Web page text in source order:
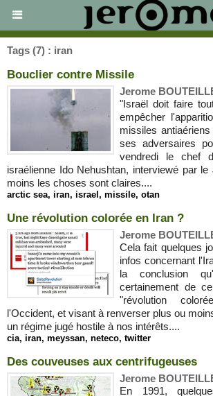
Tags (7) : iran
Bouclier contre Missile
Jerome
"Israël doit faire
empêcher
missiles
ses adversaires
vendredi le chef
israélienne Ido Nehushtan, interviewé par
moins les choses sont claires....
arctic sea, iran, israel , missile, otan
Une révolution colorée en Iran ?
Jerome
Cela fait quelques
infos concernant
la conclusion
certainement de
"révolution
l'Occident, et visant à renverser plus ou
un régime jugé hostile à nos intérêts....
cia, iran, meyssan, neteco, twitter
Des couveuses aux centrifugeuses
Jerome
En 1991,